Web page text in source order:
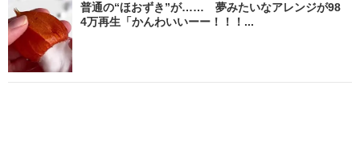
普通の“ほおずき”が…… 夢みたいなアレンジが98
4万再生「かんわいいーー！！！...